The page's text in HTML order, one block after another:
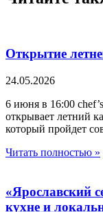
Открытие
24.05.2026
6 июня в 16:00
открывает летний
который пройдет
Читать полностью »
«Ярославский
кухне и